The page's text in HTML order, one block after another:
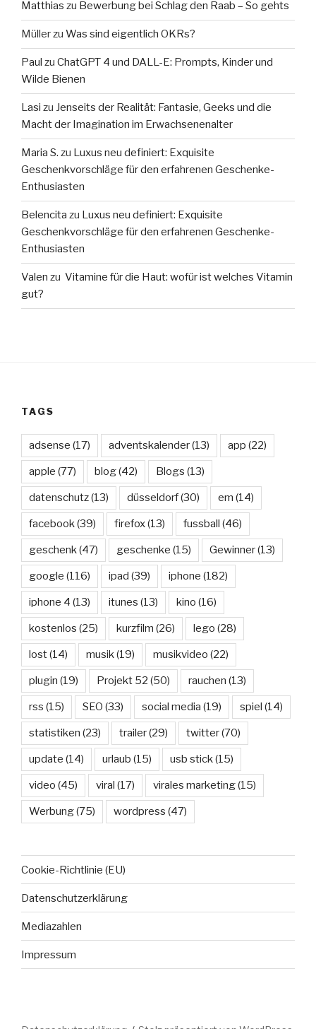
Matthias zu Bewerbung bei Schlag den Raab – So gehts
Müllerzu Was sind eigentlich OKRs?
Paul zu ChatGPT 4 und DALL-E: Prompts, Kinder und
Wilde Bienen
Lasi zu Jenseits der Realität: Fantasie, Geeks und die
Macht der Imagination im Erwachsenenalter
Maria S. zu Luxus neu definiert: Exquisite
Geschenkvorschläge für den erfahrenen Geschenke-
Enthusiasten
Belencita zu Luxus neu definiert: Exquisite
Geschenkvorschläge für den erfahrenen Geschenke-
Enthusiasten
Valen zu Vitamine für die Haut: wofür ist welches Vitamin
gut?
TAGS
adsense (17) adventskalender(13) app (22)
apple (77) blog(42) Blogs (13)
datenschutz(13) düsseldorf(30) em (14)
facebook(39) firefox(13) fussball (46)
geschenk(47) geschenke (15) Gewinner(13)
google (116) ipad (39) iphone (182)
iphone 4 (13) itunes (13) kino (16)
kostenlos (25) kurzfilm (26) lego (28)
lost(14) musik(19) musikvideo (22)
plugin (19) Projekt 52 (50) rauchen (13)
rss (15) SEO (33) social media (19) spiel (14)
statistiken (23) trailer(29) twitter(70)
update (14) urlaub (15) usb stick(15)
video (45) viral (17) virales marketing(15)
Werbung(75) wordpress (47)
Cookie-Richtlinie (EU)
Datenschutzerklärung
Mediazahlen
Impressum